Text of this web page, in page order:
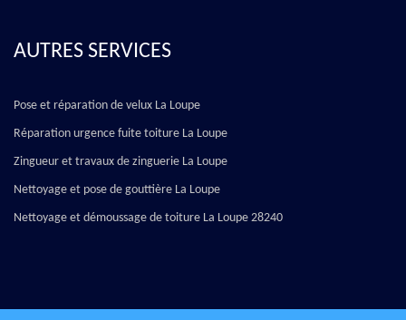
AUTRES SERVICES
Pose et réparation de velux La Loupe
Réparation urgence fuite toiture La Loupe
Zingueur et travaux de zinguerie La Loupe
Nettoyage et pose de gouttière La Loupe
Nettoyage et démoussage de toiture La Loupe 28240